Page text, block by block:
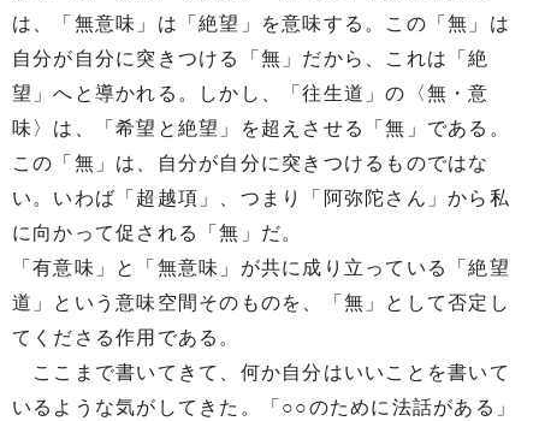
は、「無意味」は「絶望」を意味する。この「無」は
自分が自分に突きつける「無」だから、これは「絶
望」へと導かれる。しかし、「往生道」の〈無・意
味〉は、「希望と絶望」を超えさせる「無」である。
この「無」は、自分が自分に突きつけるものではな
い。いわば「超越項」、つまり「阿弥陀さん」から私
に向かって促される「無」だ。
「有意味」と「無意味」が共に成り立っている「絶望
道」という意味空間そのものを、「無」として否定し
てくださる作用である。
ここまで書いてきて、何か自分はいいことを書いて
いるような気がしてきた。「○○のために法話がある」